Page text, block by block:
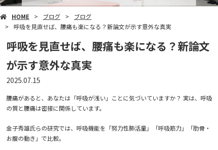
HOME ブログ
ブログ
呼吸を見直せば、腰痛も楽になる？新論文が示す意外な真実
呼吸を見直せば、腰痛も楽になる？新論文
が示す意外な真実
2025.07.15
腰痛があると、あなたは「呼吸が浅い」ことに気づいていますか？ 実は、呼吸
の質と腰痛は密接に関係しています。
金子秀雄氏らの研究では、呼吸機能を「努力性肺活量」「呼吸筋力」「肋骨・
お腹の動き」で比較。